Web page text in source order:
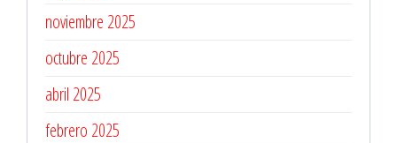
noviembre 2025
octubre 2025
abril 2025
febrero 2025